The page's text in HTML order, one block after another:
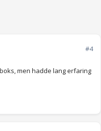
#4
men hadde lang erfaring